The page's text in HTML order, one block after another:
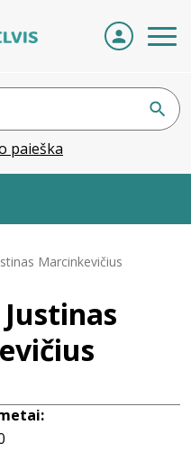
paieška
Marcinkevičius